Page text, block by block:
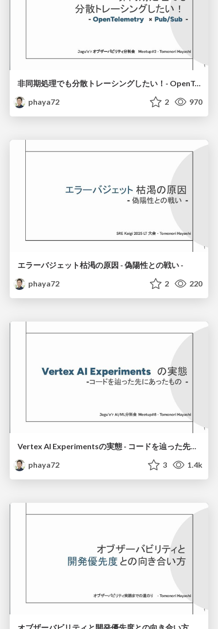
非同期処理でも分散トレーシングしたい！- OpenTelemetry × Pub/Sub -
phaya72
2 970
エラーバジェット枯渇の原因 - 偽陽性との戦い -
phaya72
2 220
Vertex AI Experimentsの実態 - コードを辿った先にあったもの -
phaya72
3 1.4k